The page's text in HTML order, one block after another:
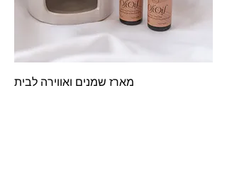
מארז שמנים ואווירה לבית